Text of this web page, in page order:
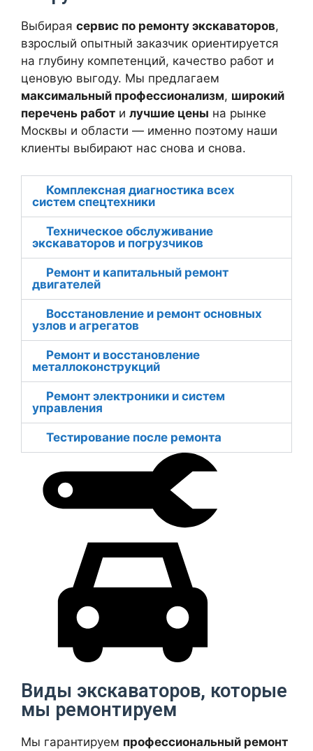
Выбирая сервис по ремонту экскаваторов,
взрослый опытный заказчик ориентируется
на глубину компетенций, качество работ и
ценовую выгоду. Мы предлагаем
максимальный профессионализм, широкий
перечень работ и лучшие цены на рынке
Москвы и области — именно поэтому наши
клиенты выбирают нас снова и снова.
Комплексная диагностика всех
систем спецтехники
Техническое обслуживание
экскаваторов и погрузчиков
Ремонт и капитальный ремонт
двигателей
Восстановление и ремонт основных
узлов и агрегатов
Ремонт и восстановление
металлоконструкций
Ремонт электроники и систем
управления
Тестирование после ремонта
Виды экскаваторов, которые
мы ремонтируем
Мы гарантируем профессиональный ремонт